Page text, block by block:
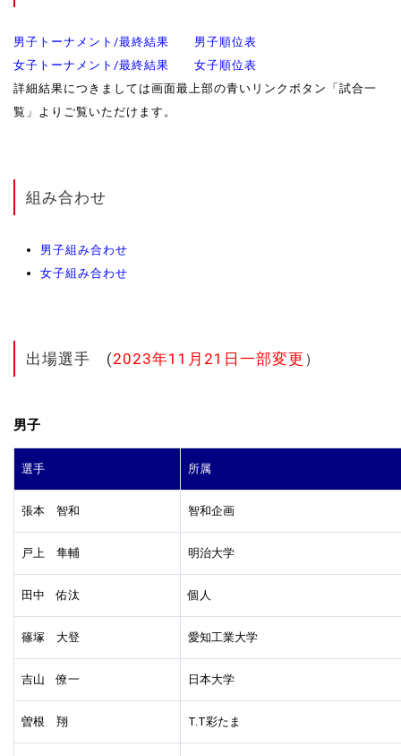
男子トーナメント/最終結果
男子順位表
女子トーナメント/最終結果
女子順位表
詳細結果につきましては画面最上部の青いリンクボタン「試合一
覧」よりご覧いただけます。
組み合わせ
男子組み合わせ
女子組み合わせ
出場選手 (2023年11月21日一部変更 ）
男子
選手 所属
張本 智和 智和企画
戸上 隼輔 明治大学
田中 佑汰 個人
篠塚 大登 愛知工業大学
吉山 僚一 日本大学
曽根 翔 T.T彩たま